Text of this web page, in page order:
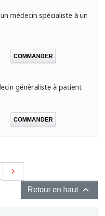
médecin spécialiste à un
COMMANDER
généraliste à patient
COMMANDER
Suivant

Retour en haut 